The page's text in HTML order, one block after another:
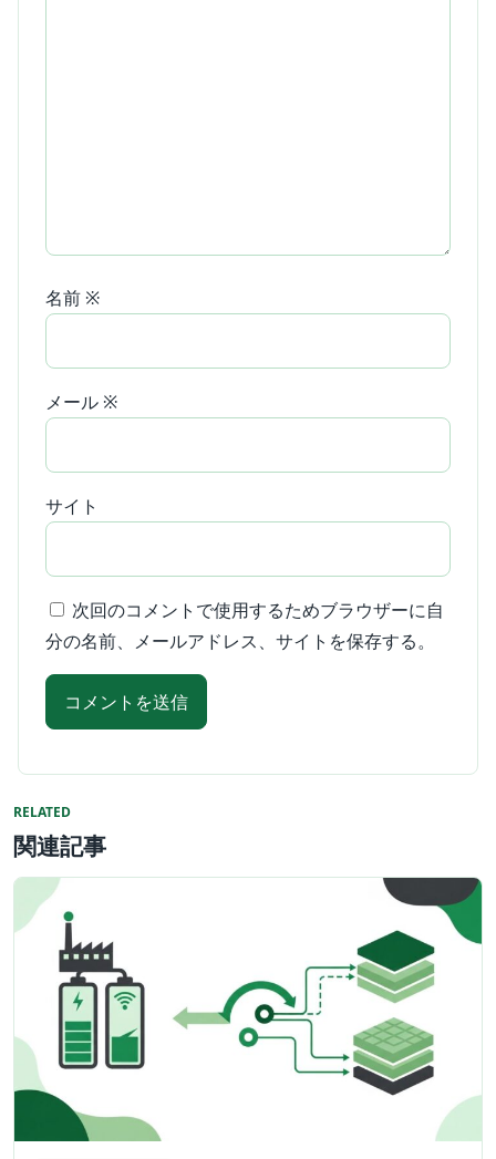
名前 ※
メール ※
サイト
次回のコメントで使用するためブラウザーに自
分の名前、メールアドレス、サイトを保存する。
RELATED
関連記事